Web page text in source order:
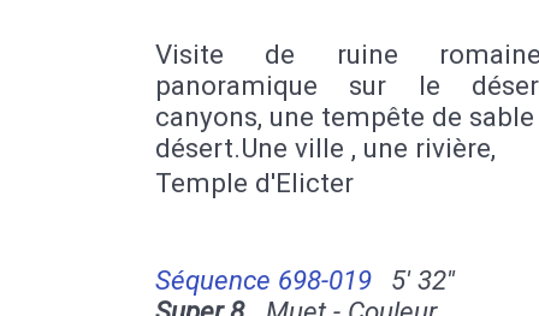
Visite de ruine
panoramique sur le
canyons, une tempête de
désert.Une ville , une rivière,
Temple d'Elicter
Séquence 698-019
5' 32''